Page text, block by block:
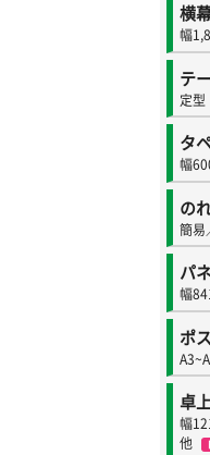
横
幅
テ
定型
タ
幅
の
簡易
パ
幅
ポ
卓
幅
他